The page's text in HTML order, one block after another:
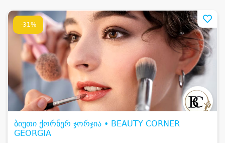
-31%
ბიუთი ქორნერ ჯორჯია • BEAUTY CORNER
GEORGIA